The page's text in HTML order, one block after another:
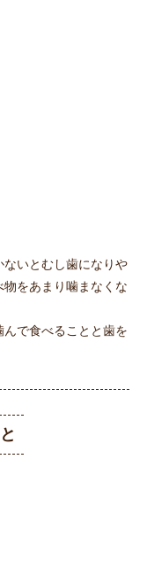
いとむし歯になりや
をあまり噛まなくな
で食べることと歯を